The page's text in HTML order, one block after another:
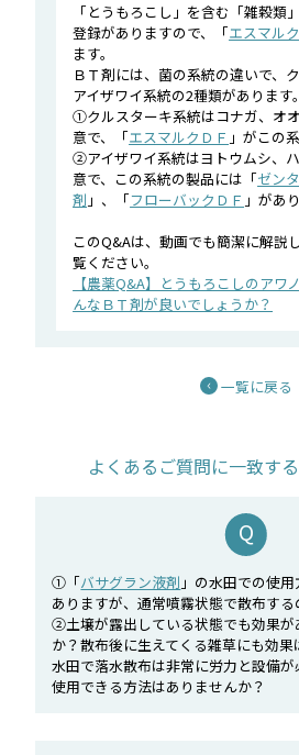
「とうもろこし」を含む「雑穀類
登録がありますので、「エスマル
ます。
ＢＴ剤には、菌の系統の違いで、
アイザワイ系統の2種類があります。
①クルスターキ系統はコナガ、オ
意で、「エスマルクＤＦ 」がこの
②アイザワイ系統はヨトウムシ、
意で、この系統の製品には「ゼン
剤 」、「フローバックＤＦ 」があ
このQ&Aは、動画でも簡潔に解説
覧ください。
【農薬Q&A】とうもろこしのアワ
んなＢＴ剤が良いでしょうか？
一覧に戻る
よくあるご質問に一致す
①「バサグラン液剤 」の水田での使
ありますが、通常噴霧状態で散布する
②土壌が露出している状態でも効果が
か？散布後に生えてくる雑草にも効
水田で落水散布は非常に労力と設備
使用できる方法はありませんか？